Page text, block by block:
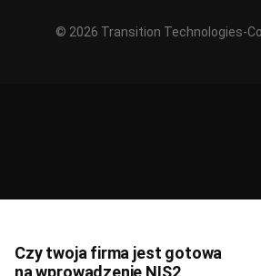
© 2026 Transition Technologies-
Czy twoja firma jest gotowa